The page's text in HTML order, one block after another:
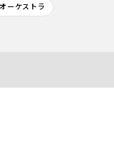
ーケストラ